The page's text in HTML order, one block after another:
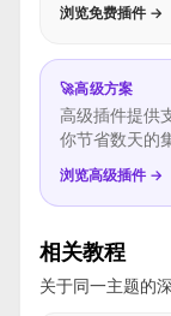
浏览免费插件 →
🚀高级方案
高级插件提供
你节省数天的
浏览高级插件 →
相关教程
关于同一主题的